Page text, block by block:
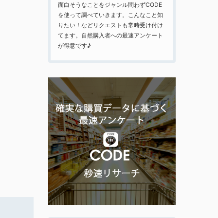
面白そうなことをジャンル問わずCODE
を使って調べていきます。こんなこと知
りたい！などリクエストも常時受け付け
てます。自然購入者への最速アンケート
が得意です♪